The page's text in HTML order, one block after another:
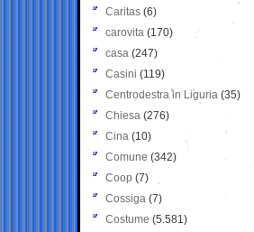
Caritas (6)
carovita (170)
casa (247)
Casini (119)
Centrodestra in Liguria (35)
Chiesa (276)
Cina (10)
Comune (342)
Coop (7)
Cossiga (7)
Costume (5.581)